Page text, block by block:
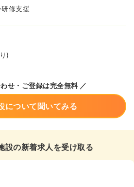
修支援
)
せ・ご登録は完全無料 ／
について聞いてみる
設の新着求人を受け取る